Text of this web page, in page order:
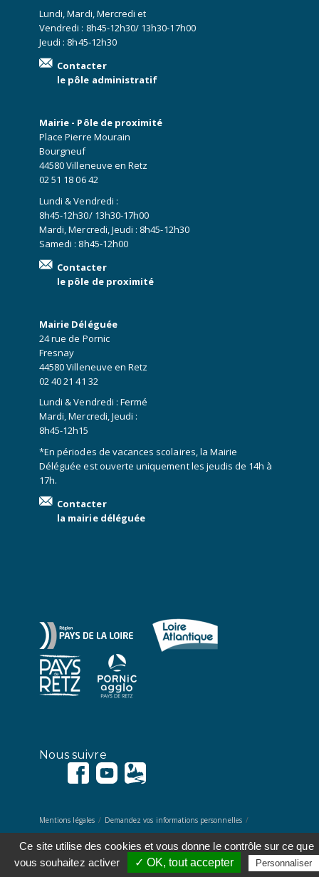
Lundi, Mardi, Mercredi et
Vendredi : 8h45-12h30/ 13h30-17h00
Jeudi : 8h45-12h30
Contacter
le pôle administratif
Mairie - Pôle de proximité
Place Pierre Mourain
Bourgneuf
44580 Villeneuve en Retz
02 51 18 06 42
Lundi & Vendredi :
8h45-12h30/ 13h30-17h00
Mardi, Mercredi, Jeudi : 8h45-12h30
Samedi : 8h45-12h00
Contacter
le pôle de proximité
Mairie Déléguée
24 rue de Pornic
Fresnay
44580 Villeneuve en Retz
02 40 21 41 32
Lundi & Vendredi : Fermé
Mardi, Mercredi, Jeudi :
8h45-12h15
*En périodes de vacances scolaires, la Mairie
Déléguée est ouverte uniquement les jeudis de 14h à
17h.
Contacter
la mairie déléguée
Nous suivre
Mentions légales Demandez vos informations personnelles
Données personnelles Contact
Ce site utilise des cookies et vous donne le contrôle sur ce que
vous souhaitez activer
✓ OK, tout accepter Personnaliser